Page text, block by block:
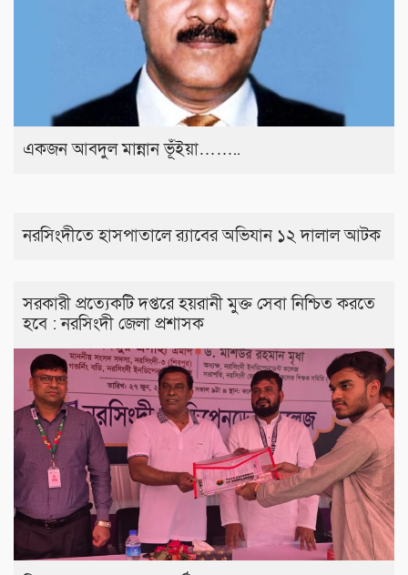
একজন আবদুল মান্নান ভূঁইয়া……..
নরসিংদীতে হাসপাতালে র‍্যাবের অভিযান ১২ দালাল আটক
সরকারী প্রত্যেকটি দপ্তরে হয়রানী মুক্ত সেবা নিশ্চিত করতে
হবে : নরসিংদী জেলা প্রশাসক